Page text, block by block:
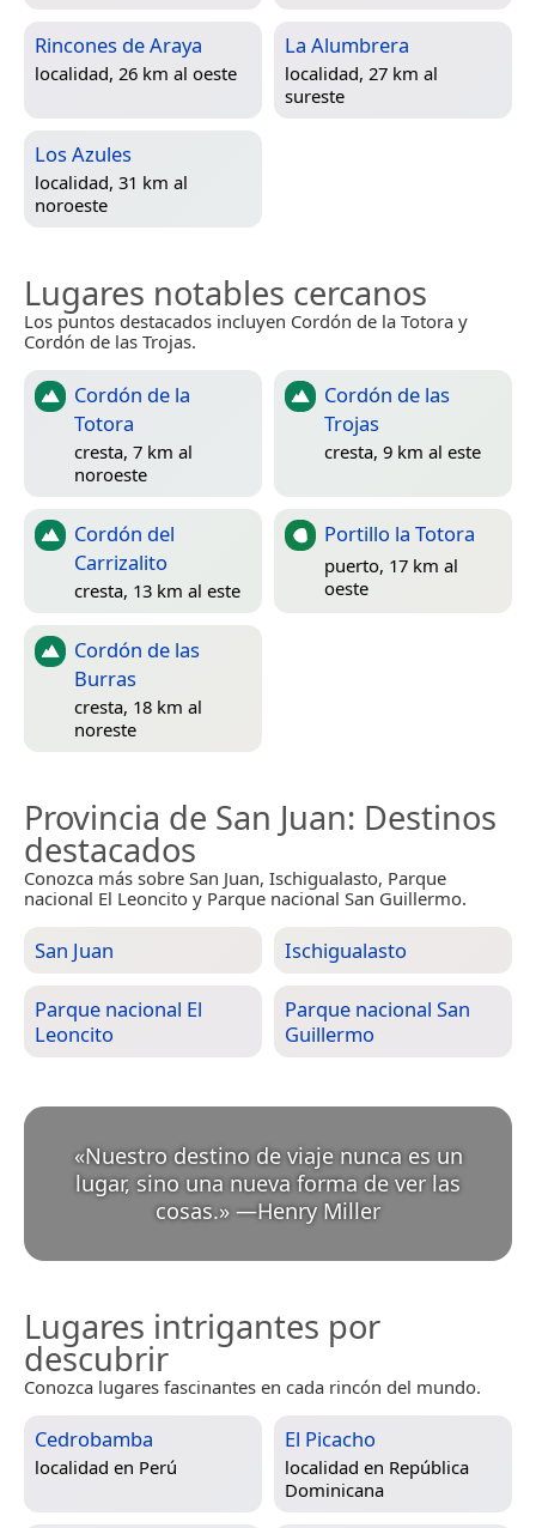
Rincones de Araya
localidad, 26 km al oeste
La Alumbrera
localidad, 27 km al
sureste
Los Azules
localidad, 31 km al
noroeste
Lugares notables cercanos
Los puntos destacados incluyen Cordón de la Totora y
Cordón de las Trojas.
Cordón de la
Totora
cresta, 7 km al
noroeste
Cordón de las
Trojas
cresta, 9 km al este
Cordón del
Carrizalito
cresta, 13 km al este
Portillo la Totora
puerto, 17 km al
oeste
Cordón de las
Burras
cresta, 18 km al
noreste
Provincia de San Juan: Destinos
destacados
Conozca más sobre San Juan, Ischigualasto, Parque
nacional El Leoncito y Parque nacional San Guillermo.
San Juan Ischigualasto
Parque nacional El
Leoncito
Parque nacional San
Guillermo
«Nuestro destino de viaje nunca es un
lugar, sino una nueva forma de ver las
cosas.» —Henry Miller
Lugares intrigantes por
descubrir
Conozca lugares fascinantes en cada rincón del mundo.
Cedrobamba
localidad en Perú
El Picacho
localidad en República
Dominicana